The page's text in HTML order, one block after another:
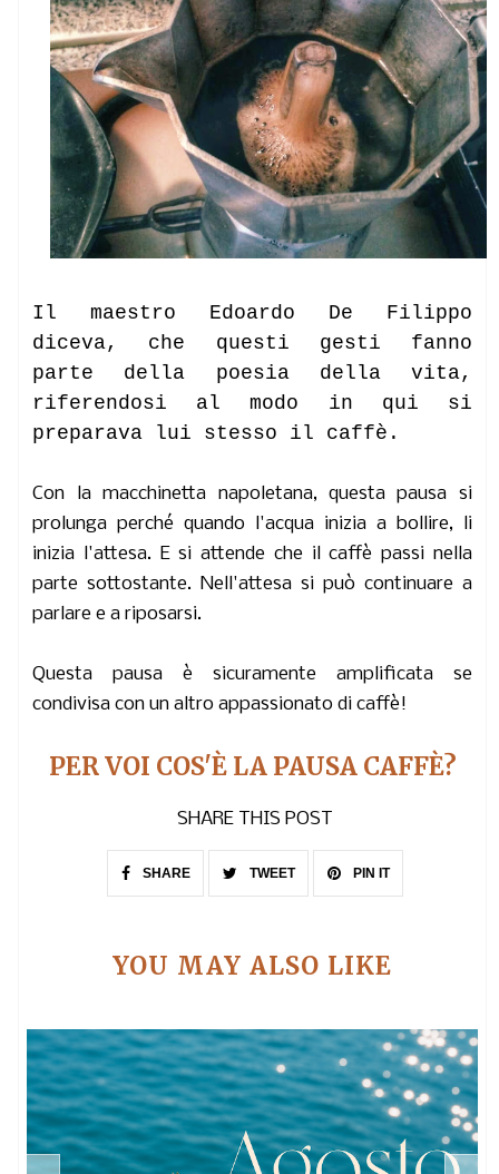
Il maestro Edoardo De Filippo
diceva, che questi gesti fanno
parte della poesia della vita,
riferendosi al modo in qui si
preparava lui stesso il caffè.
Con la macchinetta napoletana, questa pausa si
prolunga perché quando l'acqua inizia a bollire, li
inizia l'attesa. E si attende che il caffè passi nella
parte sottostante. Nell'attesa si può continuare a
parlare e a riposarsi.
Questa pausa è sicuramente amplificata se
condivisa con un altro appassionato di caffè!
PER VOI COS'È LA PAUSA CAFFÈ?
SHARE THIS POST
SHARE TWEET PIN IT
YOU MAY ALSO LIKE